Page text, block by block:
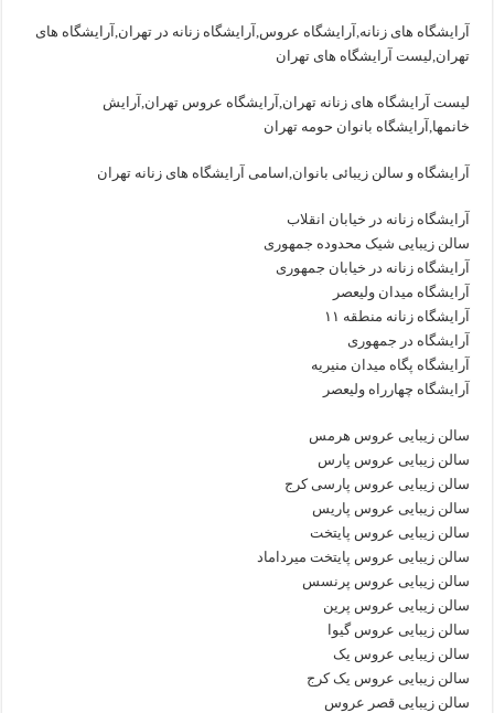
آرایشگاه های زنانه,آرایشگاه عروس,آرایشگاه زنانه در تهران,آرایشگاه های
تهران,لیست آرایشگاه های تهران
لیست آرایشگاه های زنانه تهران,آرایشگاه عروس تهران,آرایش
خانمها,آرایشگاه بانوان حومه تهران
آرایشگاه و سالن زیبائی بانوان,اسامی آرایشگاه های زنانه تهران
آرایشگاه زنانه در خیابان انقلاب
سالن زیبایی شیک محدوده جمهوری
آرایشگاه زنانه در خیابان جمهوری
آرایشگاه میدان ولیعصر
آرایشگاه زنانه منطقه ۱۱
آرایشگاه در جمهوری
آرایشگاه پگاه میدان منیریه
آرایشگاه چهارراه ولیعصر
سالن زیبایی عروس هرمس
سالن زیبایی عروس پارس
سالن زیبایی عروس پارسی کرج
سالن زیبایی عروس پاریس
سالن زیبایی عروس پایتخت
سالن زیبایی عروس پایتخت میرداماد
سالن زیبایی عروس پرنسس
سالن زیبایی عروس پرین
سالن زیبایی عروس گیوا
سالن زیبایی عروس یک
سالن زیبایی عروس یک کرج
سالن زیبایی قصر عروس